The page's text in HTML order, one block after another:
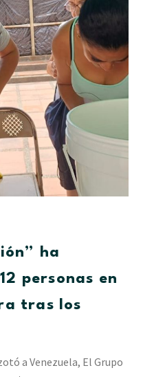
ha
personas en
tras los
a Venezuela, El Grupo